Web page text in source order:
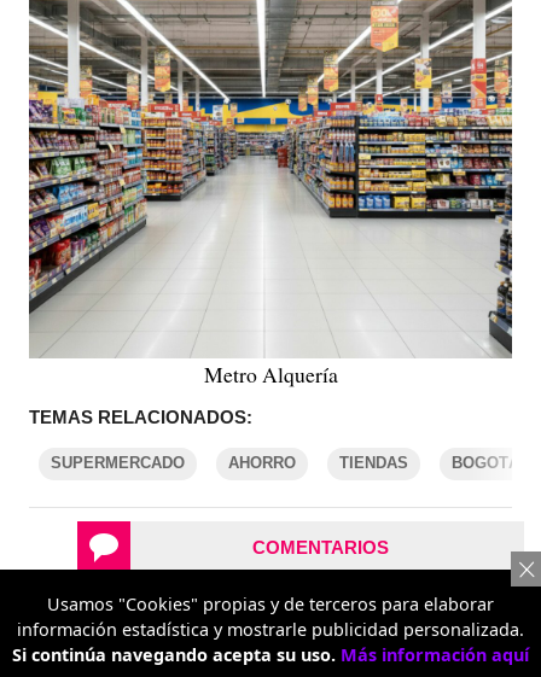
Metro Alquería
TEMAS RELACIONADOS:
SUPERMERCADO AHORRO TIENDAS BOGOTÁ
COMENTARIOS
REPORTAR UN ERROR
Usamos "Cookies" propias y de terceros para elaborar
información estadística y mostrarle publicidad personalizada.
Si continúa navegando acepta su uso. Más información aquí